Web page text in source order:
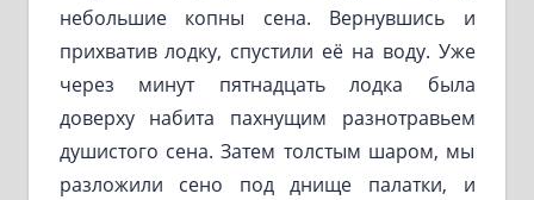
небольшие копны сена. Вернувшись и
прихватив лодку, спустили её на воду. Уже
через минут пятнадцать лодка была
доверху набита пахнущим разнотравьем
душистого сена. Затем толстым шаром, мы
разложили сено под днище палатки, и